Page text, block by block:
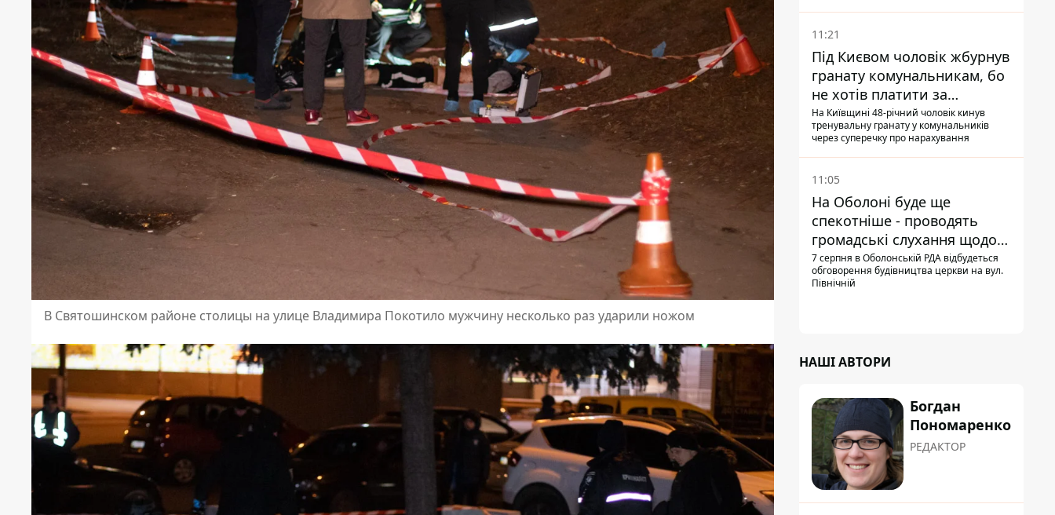
В Святошинском районе столицы на улице Владимира Покотило мужчину несколько раз ударили ножом
11:21
Під Києвом чоловік жбурнув
гранату комунальникам, бо
не хотів платити за
квитанціями
На Київщині 48-річний чоловік кинув
тренувальну гранату у комунальників
через суперечку про нарахування
11:05
На Оболоні буде ще
спекотніше - проводять
громадські слухання щодо
храму УГКЦ на Північній
7 серпня в Оболонській РДА відбудеться
обговорення будівництва церкви на вул.
Північній
НАШІ АВТОРИ
Богдан
Пономаренко
РЕДАКТОР